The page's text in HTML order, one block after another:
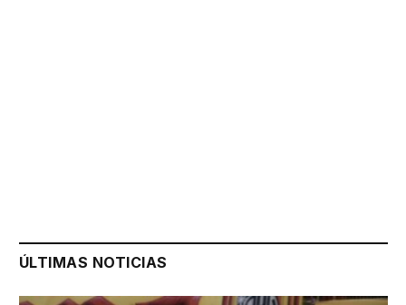
ÚLTIMAS NOTICIAS